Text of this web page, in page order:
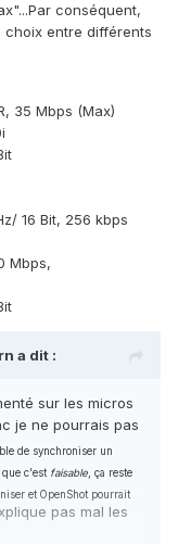
conséquent,
choix entre différents
35 Mbps (Max)
16 Bit, 256 kbps
Mbps,
a dit :
sur les micros
je ne pourrais pas
de synchroniser un
que c'est faisable , ça reste
et OpenShot pourrait
pas mal les